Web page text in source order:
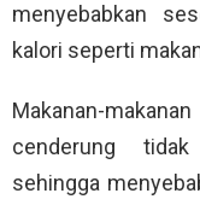
menyebabkan
kalori seperti
Makanan-
cenderung
sehingga